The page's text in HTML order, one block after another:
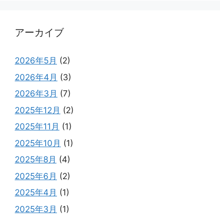
アーカイブ
2026年5月 (2)
2026年4月 (3)
2026年3月 (7)
2025年12月 (2)
2025年11月 (1)
2025年10月 (1)
2025年8月 (4)
2025年6月 (2)
2025年4月 (1)
2025年3月 (1)